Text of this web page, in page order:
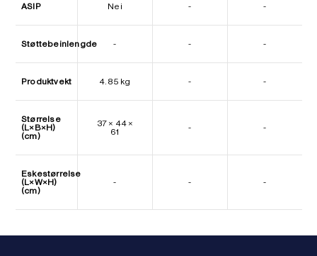
ASIP Nei - -
Støttebeinlengde - - -
Produktvekt 4.85 kg - -
Størrelse
(L×B×H)
(cm)
37 × 44 ×
61
- -
Eskestørrelse
(L×W×H)
(cm)
- - -